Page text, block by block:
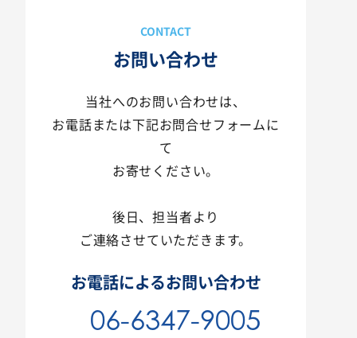
お問い合わせ
当社へのお問い合わせは、
お電話または下記お問合せフォームに
て
お寄せください。
後日、担当者より
ご連絡させていただきます。
お電話によるお問い合わせ
06-6347-9005